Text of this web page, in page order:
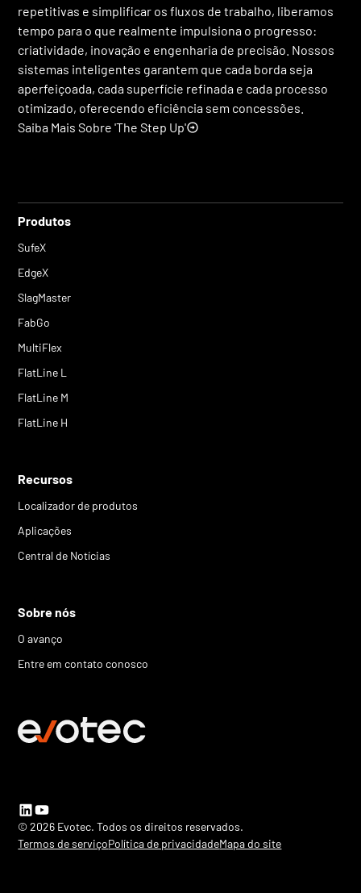
repetitivas e simplificar os fluxos de trabalho, liberamos
tempo para o que realmente impulsiona o progresso:
criatividade, inovação e engenharia de precisão. Nossos
sistemas inteligentes garantem que cada borda seja
aperfeiçoada, cada superfície refinada e cada processo
otimizado, oferecendo eficiência sem concessões.
Saiba Mais Sobre 'The Step Up'
Produtos
SufeX
EdgeX
SlagMaster
FabGo
MultiFlex
FlatLine L
FlatLine M
FlatLine H
Recursos
Localizador de produtos
Aplicações
Central de Notícias
Sobre nós
O avanço
Entre em contato conosco
© 2026 Evotec. Todos os direitos reservados.
Termos de serviçoPolítica de privacidadeMapa do site